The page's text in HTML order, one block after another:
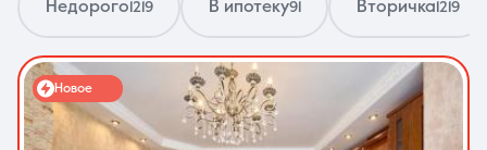
Недорого1219 В ипотеку91 Вторичка1219
Новое